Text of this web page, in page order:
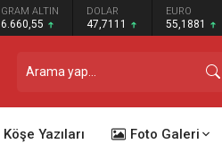
GRAM ALTIN
6.660,55
DOLAR
47,7111
EURO
55,1881
Köşe Yazıları Foto Galeri